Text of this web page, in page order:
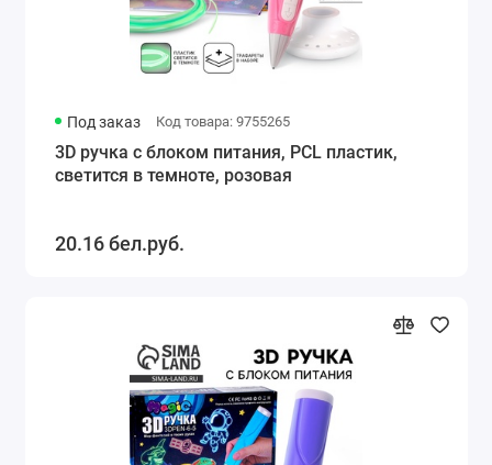
Под заказ Код товара: 9755265
3D ручка с блоком питания, PCL пластик,
светится в темноте, розовая
20.16 бел.руб.